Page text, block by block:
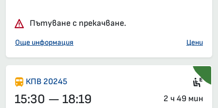
Пътуване с прекачване.
Още информация Цени
КПВ 20245
15:30 — 18:19 2 ч 49 мин